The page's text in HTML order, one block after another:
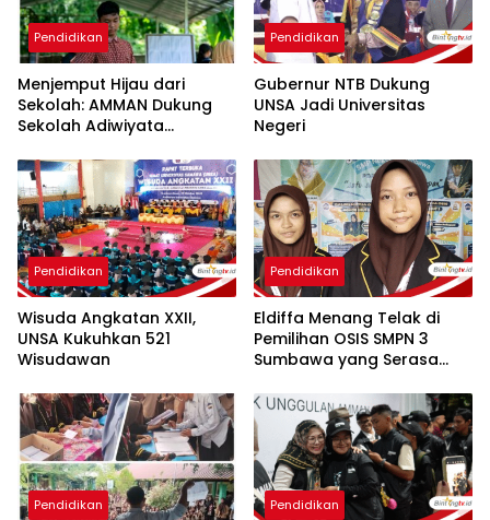
Pendidikan
Menjemput Hijau dari
Sekolah: AMMAN Dukung
Sekolah Adiwiyata
Barat
Pendidikan
Gubernur NTB Dukung
UNSA Jadi Universitas
Negeri
Pendidikan
Wisuda Angkatan XXII,
UNSA Kukuhkan 521
Wisudawan
Pendidikan
Eldiffa Menang Telak di
Pemilihan OSIS SMPN 3
Sumbawa yang Serasa
Pendidikan Pendidikan